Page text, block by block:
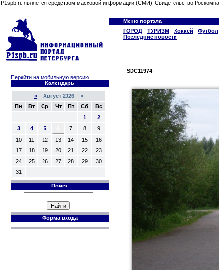
P1spb.ru является средством массовой информации (СМИ), Свидетельство
Меню портала
ГОРОД
ТУРИЗМ Хоккей
Футбол
Последние новости
Перейти на мобильную версию
Календарь
«Август 2026 »
Пн
Вт Ср Чт Пт Сб
Вс
1
2
3
4 5 7 8
9
10
11 12 13 14 15
16
17
18 19 20 21 22
23
24
25 26 27 28 29
30
31
Поиск
Форма входа
SDC11974